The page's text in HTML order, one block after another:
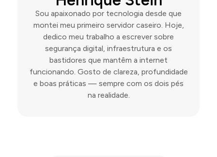
Sou apaixonado por tecnologia desde que
montei meu primeiro servidor caseiro. Hoje,
dedico meu trabalho a escrever sobre
segurança digital, infraestrutura e os
bastidores que mantêm a internet
funcionando. Gosto de clareza, profundidade
e boas práticas — sempre com os dois pés
na realidade.